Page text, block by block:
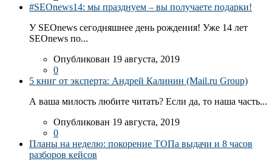
#SEOnews14: мы празднуем – вы получаете подарки!
У SEOnews сегодняшнее день рождения! Уже 14 лет
SEOnews по...
Опубликован 19 августа, 2019
0
5 книг от эксперта: Андрей Калинин (Mail.ru Group)
А ваша милость любите читать? Если да, то наша часть...
Опубликован 19 августа, 2019
0
Планы на неделю: покорение ТОПа выдачи и 8 часов
разборов кейсов